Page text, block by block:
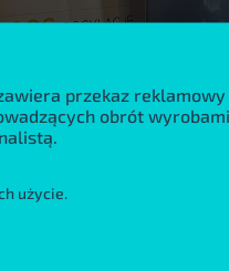
przekaz
obrót
użycie.